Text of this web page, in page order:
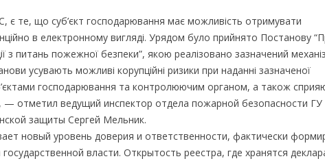
є те, що суб’єкт господарювання має можливість отримувати
в електронному вигляді. Урядом було прийнято Постанову
з питань пожежної безпеки”, якою реалізовано зазначений
усувають можливі корупційні ризики при наданні зазначеної
господарювання та контролюючим органом, а також
— отметил ведущий инспектор отдела пожарной безопасности
защиты Сергей Мельник.
новый уровень доверия и ответственности, фактически
власти. Открытость реестра, где хранятся